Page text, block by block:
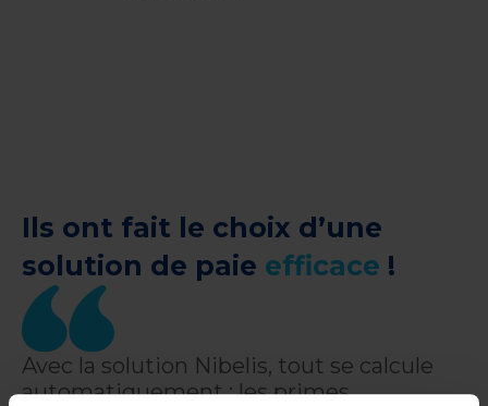
Ils ont fait le choix d’une
solution de paie efficace !
Avec la solution Nibelis, tout se calcule
automatiquement : les primes